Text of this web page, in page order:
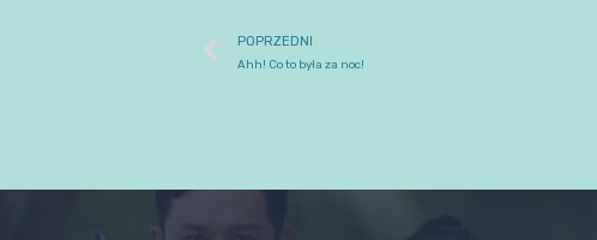
POPRZEDNI
Ahh! Co to była za noc!